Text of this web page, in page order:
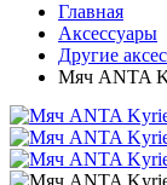
Главная
Аксессуары
Другие
Мяч ANTA